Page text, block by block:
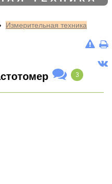
Измерительная техника
3